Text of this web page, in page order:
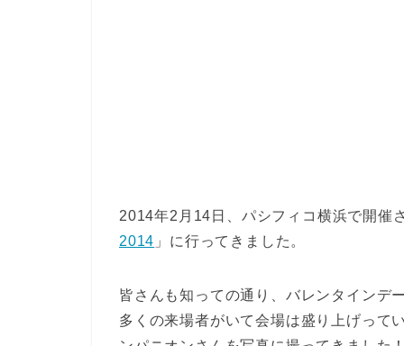
2014年2月14日、パシフィコ横浜で開催
2014 」に行ってきました。
皆さんも知っての通り、バレンタインデ
多くの来場者がいて会場は盛り上げって